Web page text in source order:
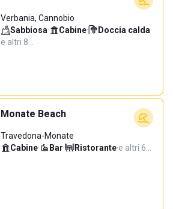
Verbania, Cannobio
Sabbiosa· Cabine· Doccia calda·
e altri 8…
Monate Beach
Travedona-Monate
Cabine· Bar· Ristorante·e altri 6…